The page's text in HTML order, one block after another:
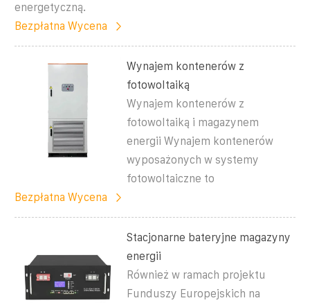
energetyczną.
Bezpłatna Wycena
Wynajem kontenerów z
fotowoltaiką
Wynajem kontenerów z
fotowoltaiką i magazynem
energii Wynajem kontenerów
wyposażonych w systemy
fotowoltaiczne to
Bezpłatna Wycena
Stacjonarne bateryjne magazyny
energii
Również w ramach projektu
Funduszy Europejskich na